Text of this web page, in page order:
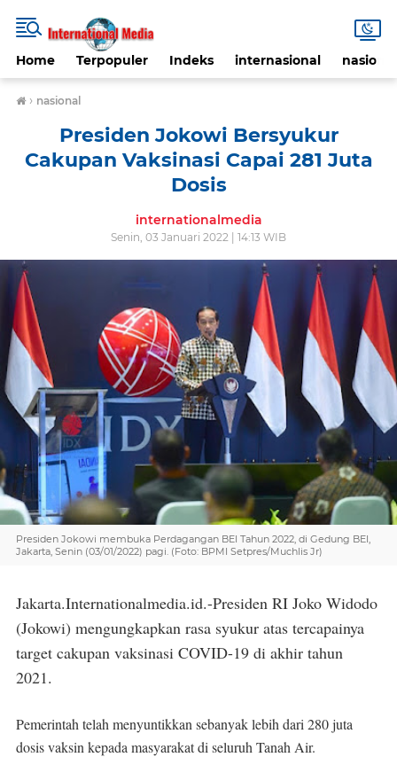
Home Terpopuler Indeks internasional nasional
› nasional
Presiden Jokowi Bersyukur
Cakupan Vaksinasi Capai 281 Juta
Dosis
internationalmedia
Senin, 03 Januari 2022 | 14:13 WIB
Presiden Jokowi membuka Perdagangan BEI Tahun 2022, di Gedung BEI,
Jakarta, Senin (03/01/2022) pagi. (Foto: BPMI Setpres/Muchlis Jr)
Jakarta.Internationalmedia.id.-Presiden RI Joko Widodo
(Jokowi) mengungkapkan rasa syukur atas tercapainya
target cakupan vaksinasi COVID-19 di akhir tahun
2021.
Pemerintah telah menyuntikkan sebanyak lebih dari 280 juta
dosis vaksin kepada masyarakat di seluruh Tanah Air.